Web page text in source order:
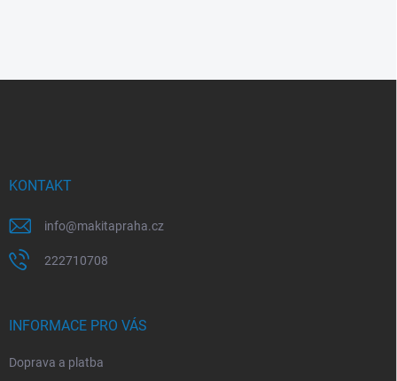
KONTAKT
info@makitapraha.cz
222710708
INFORMACE PRO VÁS
Doprava a platba